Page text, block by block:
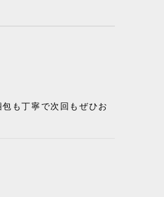
も丁寧で次回もぜひお